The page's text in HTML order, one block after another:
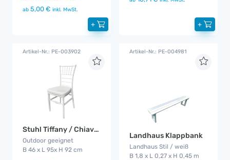
ab 5,00 € inkl. MwSt.
+ +
Artikel-Nr.: PE-003902
Stuhl Tiffany / Chiavaristyle mit Kissen
Outdoor geeignet
B 46 x L 95x H 92 cm
Artikel-Nr.: PE-004981
Landhaus Klappbank
Landhaus Stil / weiß
B 1,8 x L 0,27 x H 0,45 m